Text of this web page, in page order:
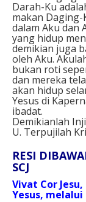
Darah-Ku
makan
dalam Aku dan
yang hidup
demikian juga
oleh Aku.
bukan roti
dan mereka
akan hidup
Yesus di
ibadat.
Demikianlah
U. Terpujilah
RESI
SCJ
Vivat Cor
Yesus,